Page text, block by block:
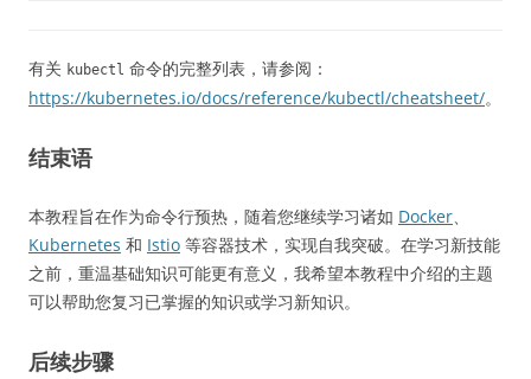
有关 kubectl 命令的完整列表，请参阅：
https://kubernetes.io/docs/reference/kubectl/cheatsheet/。
结束语
本教程旨在作为命令行预热，随着您继续学习诸如 Docker
Kubernetes 和 Istio 等容器技术，实现自我突破。在学习新技能
之前，重温基础知识可能更有意义，我希望本教程中介绍的主题
可以帮助您复习已掌握的知识或学习新知识。
后续步骤